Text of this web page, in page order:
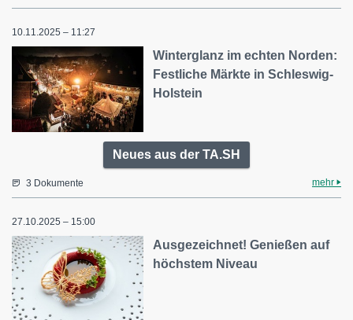
10.11.2025 – 11:27
Winterglanz im echten Norden:
Festliche Märkte in Schleswig-
Holstein
Neues aus der TA.SH
3 Dokumente mehr
27.10.2025 – 15:00
Ausgezeichnet! Genießen auf
höchstem Niveau